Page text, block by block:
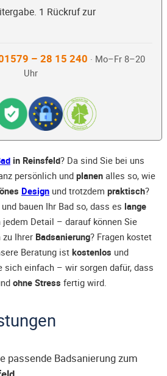
1 Rückruf zur
– 28 15 240 · Mo–Fr 8–20
Uhr
in Reinsfeld? Da sind Sie bei uns
persönlich und planen alles so, wie
Design und trotzdem praktisch?
bauen Ihr Bad so, dass es lange
jedem Detail – darauf können Sie
zu Ihrer Badsanierung? Fragen kostet
Beratung ist kostenlos und
sich einfach – wir sorgen dafür, dass
ohne Stress fertig wird.
passende Badsanierung zum